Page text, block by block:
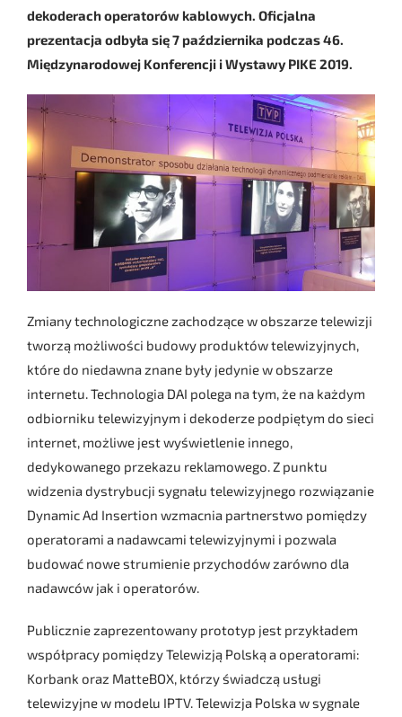
dekoderach operatorów kablowych. Oficjalna
prezentacja odbyła się 7 października podczas 46.
Międzynarodowej Konferencji i Wystawy PIKE 2019.
Zmiany technologiczne zachodzące w obszarze telewizji
tworzą możliwości budowy produktów telewizyjnych,
które do niedawna znane były jedynie w obszarze
internetu. Technologia DAI polega na tym, że na każdym
odbiorniku telewizyjnym i dekoderze podpiętym do sieci
internet, możliwe jest wyświetlenie innego,
dedykowanego przekazu reklamowego. Z punktu
widzenia dystrybucji sygnału telewizyjnego rozwiązanie
Dynamic Ad Insertion wzmacnia partnerstwo pomiędzy
operatorami a nadawcami telewizyjnymi i pozwala
budować nowe strumienie przychodów zarówno dla
nadawców jak i operatorów.
Publicznie zaprezentowany prototyp jest przykładem
współpracy pomiędzy Telewizją Polską a operatorami:
Korbank oraz MatteBOX, którzy świadczą usługi
telewizyjne w modelu IPTV. Telewizja Polska w sygnale